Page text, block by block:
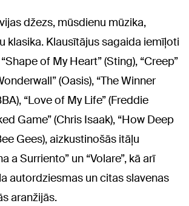
džezs, mūsdienu mūzika,
klasika. Klausītājus sagaida iemīļoti
of My Heart” (Sting), “Creep”
(Oasis), “The Winner
“Love of My Life” (Freddie
Game” (Chris Isaak), “How Deep
Gees), aizkustinošās itāļu
a Surriento” un “Volare”, kā arī
autordziesmas un citas slavenas
aranžijās.